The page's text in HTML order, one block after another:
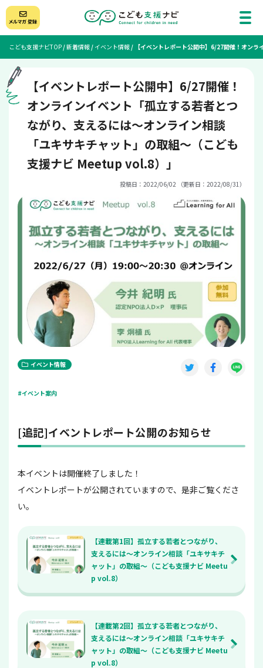
こども支援ナビTOP/新着情報/ イベント情報/ 【イベントレポート公開中】6/27開催！オン
【イベントレポート公開中】6/27開催！
オンラインイベント「孤立する若者とつ
ながり、支えるには～オンライン相談
「ユキサキチャット」の取組～（こども
支援ナビ Meetup vol.8）」
投稿日：2022/06/02 （更新日：2022/08/31）
イベント情報
#イベント案内
[追記]イベントレポート公開のお知らせ
本イベントは開催終了しました！
イベントレポートが公開されていますので、是非ご覧くださ
い。
【連載第1回】孤立する若者とつながり、
支えるには～オンライン相談「ユキサキチ
ャット」の取組～（こども支援ナビ Meetu
p vol.8）
【連載第2回】孤立する若者とつながり、
支えるには～オンライン相談「ユキサキチ
ャット」の取組～（こども支援ナビ Meetu
p vol.8）